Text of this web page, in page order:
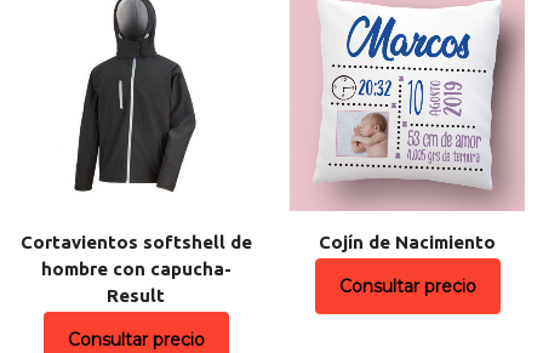
Cortavientos softshell de
hombre con capucha-
Result
Consultar precio
Cojín de Nacimiento
Consultar precio